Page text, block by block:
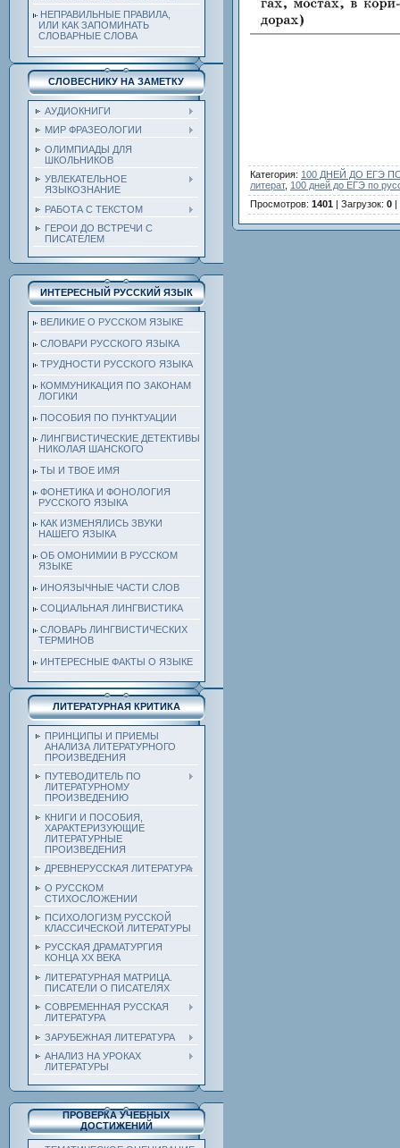
НЕПРАВИЛЬНЫЕ ПРАВИЛА,
ИЛИ КАК ЗАПОМИНАТЬ
СЛОВАРНЫЕ СЛОВА
СЛОВЕСНИКУ НА ЗАМЕТКУ
АУДИОКНИГИ
МИР ФРАЗЕОЛОГИИ
ОЛИМПИАДЫ ДЛЯ
ШКОЛЬНИКОВ
УВЛЕКАТЕЛЬНОЕ
ЯЗЫКОЗНАНИЕ
РАБОТА С ТЕКСТОМ
ГЕРОИ ДО ВСТРЕЧИ С
ПИСАТЕЛЕМ
ИНТЕРЕСНЫЙ РУССКИЙ ЯЗЫК
ВЕЛИКИЕ О РУССКОМ ЯЗЫКЕ
СЛОВАРИ РУССКОГО ЯЗЫКА
ТРУДНОСТИ РУССКОГО ЯЗЫКА
КОММУНИКАЦИЯ ПО ЗАКОНАМ
ЛОГИКИ
ПОСОБИЯ ПО ПУНКТУАЦИИ
ЛИНГВИСТИЧЕСКИЕ ДЕТЕКТИВЫ
НИКОЛАЯ ШАНСКОГО
ТЫ И ТВОЕ ИМЯ
ФОНЕТИКА И ФОНОЛОГИЯ
РУССКОГО ЯЗЫКА
КАК ИЗМЕНЯЛИСЬ ЗВУКИ
НАШЕГО ЯЗЫКА
ОБ ОМОНИМИИ В РУССКОМ
ЯЗЫКЕ
ИНОЯЗЫЧНЫЕ ЧАСТИ СЛОВ
СОЦИАЛЬНАЯ ЛИНГВИСТИКА
СЛОВАРЬ ЛИНГВИСТИЧЕСКИХ
ТЕРМИНОВ
ИНТЕРЕСНЫЕ ФАКТЫ О ЯЗЫКЕ
ЛИТЕРАТУРНАЯ КРИТИКА
ПРИНЦИПЫ И ПРИЕМЫ
АНАЛИЗА ЛИТЕРАТУРНОГО
ПРОИЗВЕДЕНИЯ
ПУТЕВОДИТЕЛЬ ПО
ЛИТЕРАТУРНОМУ
ПРОИЗВЕДЕНИЮ
КНИГИ И ПОСОБИЯ,
ХАРАКТЕРИЗУЮЩИЕ
ЛИТЕРАТУРНЫЕ
ПРОИЗВЕДЕНИЯ
ДРЕВНЕРУССКАЯ ЛИТЕРАТУРА
О РУССКОМ
СТИХОСЛОЖЕНИИ
ПСИХОЛОГИЗМ РУССКОЙ
КЛАССИЧЕСКОЙ ЛИТЕРАТУРЫ
РУССКАЯ ДРАМАТУРГИЯ
КОНЦА ХХ ВЕКА
ЛИТЕРАТУРНАЯ МАТРИЦА.
ПИСАТЕЛИ О ПИСАТЕЛЯХ
СОВРЕМЕННАЯ РУССКАЯ
ЛИТЕРАТУРА
ЗАРУБЕЖНАЯ ЛИТЕРАТУРА
АНАЛИЗ НА УРОКАХ
ЛИТЕРАТУРЫ
ПРОВЕРКА УЧЕБНЫХ
ДОСТИЖЕНИЙ
Категория: 100 ДНЕЙ ДО ЕГЭ
литерат, 100 дней до ЕГЭ по
Просмотров: 1401 | Загрузок: 0 |